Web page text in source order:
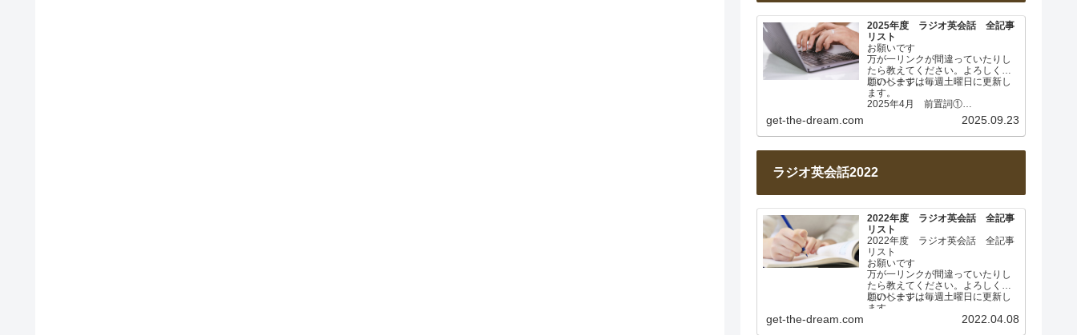
2025年度 ラジオ英会話 全記事
リスト
お願いです
万が一リンクが間違っていたりし
たら教えてください。よろしくお
願いします。
このページは毎週土曜日に更新し
ます。
2025年4月 前置詞①
Lesson 001 前置詞about
get-the-dream.com 2025.09.23
ラジオ英会話2022
2022年度 ラジオ英会話 全記事
リスト
2022年度 ラジオ英会話 全記事
リスト
お願いです
万が一リンクが間違っていたりし
たら教えてください。よろしくお
願いします。
このページは毎週土曜日に更新し
ます。
2022年4月 基本動詞① 日…
get-the-dream.com 2022.04.08